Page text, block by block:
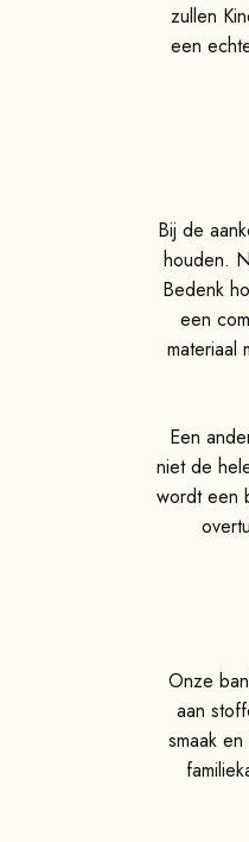
zullen
een
Bij de
houden.
Bedenk
een
materiaal
Een
niet de
wordt een
Onze
aan
smaak